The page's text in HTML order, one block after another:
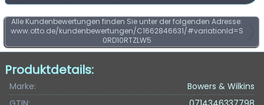
Alle Kundenbewertungen finden Sie unter der folgenden Adresse:
www.otto.de/kundenbewertungen/C1662846631/#variationId=S
0RD10RTZLW5
Produktdetails:
Marke:
Bowers & Wilkins